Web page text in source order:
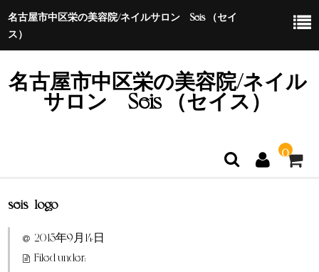
名古屋市中区栄の美容院/ネイルサロン Seis （セイ
ス）
名古屋市中区栄の美容院/ネイル
サロン Seis （セイス）
0
ホーム
特定商取引法に基づく表示
seis_logo
2015年9月14日
Filed under: